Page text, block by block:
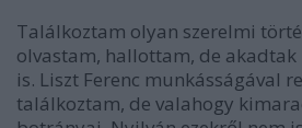
Találkoztam olyan szerelmi
olvastam, hallottam, de
is. Liszt Ferenc munkásságával
találkoztam, de valahogy